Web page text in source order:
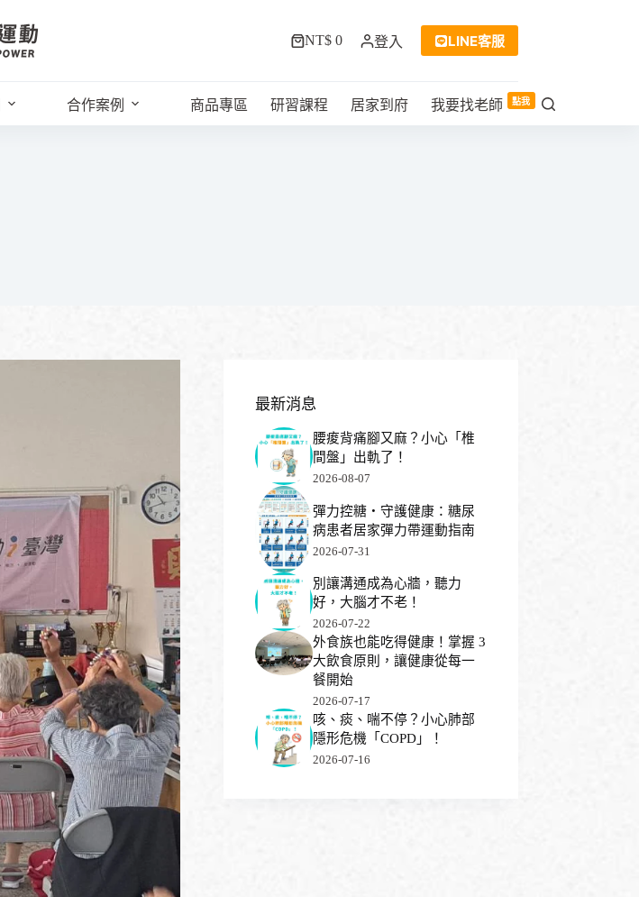
購
車
NT$0 登入 LINE客服
合作案例 商品專區 研習課程 居家到府 我要找老師 點我
最新消息
腰痠背痛腳又麻？小心「椎
間盤」出軌了！
2026-08-07
彈力控糖・守護健康：糖尿
病患者居家彈力帶運動指南
2026-07-31
別讓溝通成為心牆，聽力
好，大腦才不老！
2026-07-22
外食族也能吃得健康！掌握 3
大飲食原則，讓健康從每一
餐開始
2026-07-17
咳、痰、喘不停？小心肺部
隱形危機「COPD」！
2026-07-16